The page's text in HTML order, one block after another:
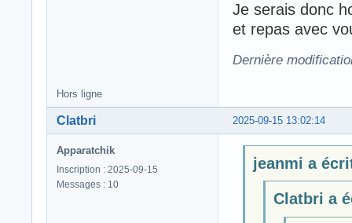
Je serais donc
et repas avec
Dernière
Hors ligne
2025-09-15 13:02:14
Clatbri
Apparatchik
Inscription : 2025-09-15
Messages : 10
jeanmi a
Clatbri a